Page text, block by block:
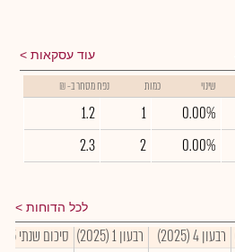
עוד עסקאות
שינוי כמות נפח מסחר ב- ₪
0.00%
1
1.2
0.00%
2
2.3
לכל הדוחות
רבעון 4 (2025) רבעון 1 (2025)
סיכום שנתי 2025